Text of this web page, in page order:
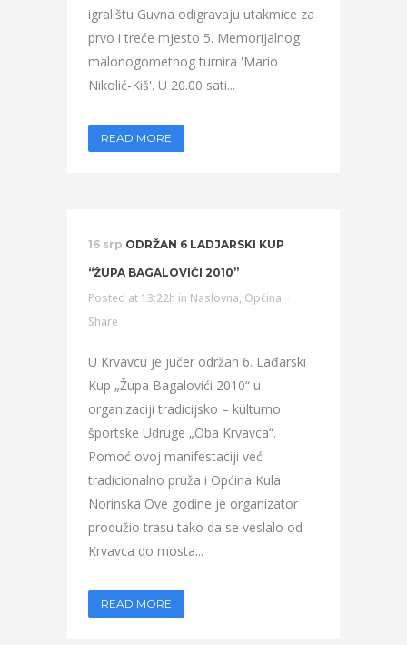
igralištu Guvna odigravaju utakmice za
prvo i treće mjesto 5. Memorijalnog
malonogometnog turnira 'Mario
Nikolić-Kiš'. U 20.00 sati...
READ MORE
16 srp ODRŽAN 6 LADJARSKI KUP
“ŽUPA BAGALOVIĆI 2010”
Posted at 13:22h in Naslovna, Općina
Share
U Krvavcu je jučer održan 6. Lađarski
Kup „Župa Bagalovići 2010“ u
organizaciji tradicijsko – kulturno
športske Udruge „Oba Krvavca“.
Pomoć ovoj manifestaciji već
tradicionalno pruža i Općina Kula
Norinska Ove godine je organizator
produžio trasu tako da se veslalo od
Krvavca do mosta...
READ MORE